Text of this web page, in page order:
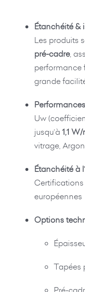
Étanchéité &
Les produits
pré-cadre,
performance
grande
Uw
jusqu’à 1,1 W/
vitrage,
Étanchéité à
Certifications
européennes
Options
Tapées